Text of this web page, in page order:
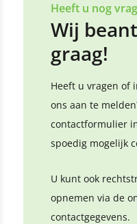
Heeft u nog
Wij
graag!
Heeft u vragen of
ons aan te
contactformulier
spoedig mogelijk
U kunt ook
opnemen via de
contactgegevens.